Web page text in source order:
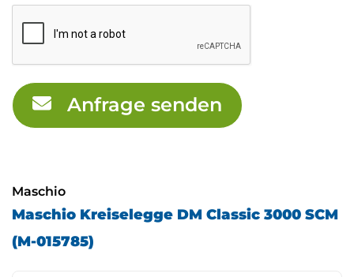
Anfrage senden
Maschio
Maschio Kreiselegge DM Classic 3000 SCM
(M-015785)